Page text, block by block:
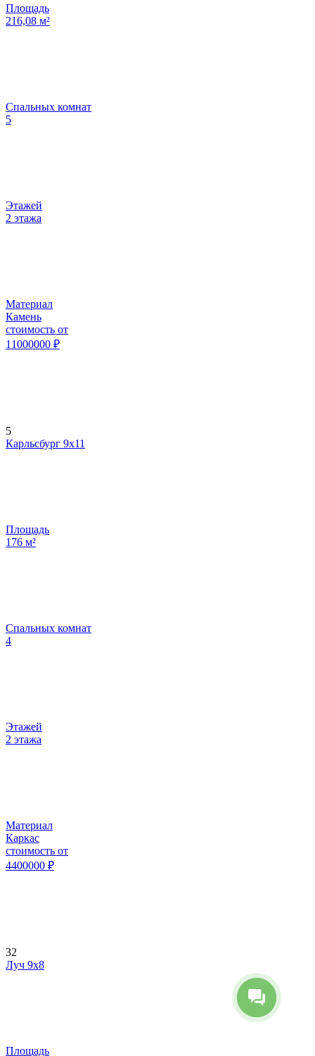
Площадь
216,08 м²
Спальных комнат
5
Этажей
2 этажа
Материал
Камень
стоимость от
11000000 ₽
5
Карльсбург 9х11
Площадь
176 м²
Спальных комнат
4
Этажей
2 этажа
Материал
Каркас
стоимость от
4400000 ₽
32
Луч 9х8
Площадь